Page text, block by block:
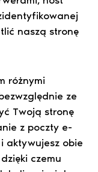
naszą stronę
różnymi
ze
Twoją stronę
z poczty e-
aktywujesz obie
czemu